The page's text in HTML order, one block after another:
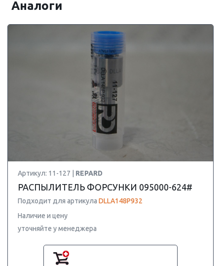
Аналоги
Артикул: 11-127 | REPARD
РАСПЫЛИТЕЛЬ ФОРСУНКИ 095000-624#
Подходит для артикула DLLA148P932
Наличие и цену
уточняйте у менеджера